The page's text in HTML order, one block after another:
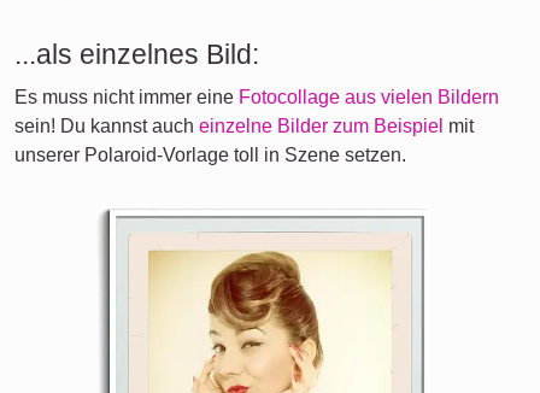
...als einzelnes Bild:
Es muss nicht immer eine Fotocollage aus vielen Bildern
sein! Du kannst auch einzelne Bilder zum Beispiel mit
unserer Polaroid-Vorlage toll in Szene setzen.